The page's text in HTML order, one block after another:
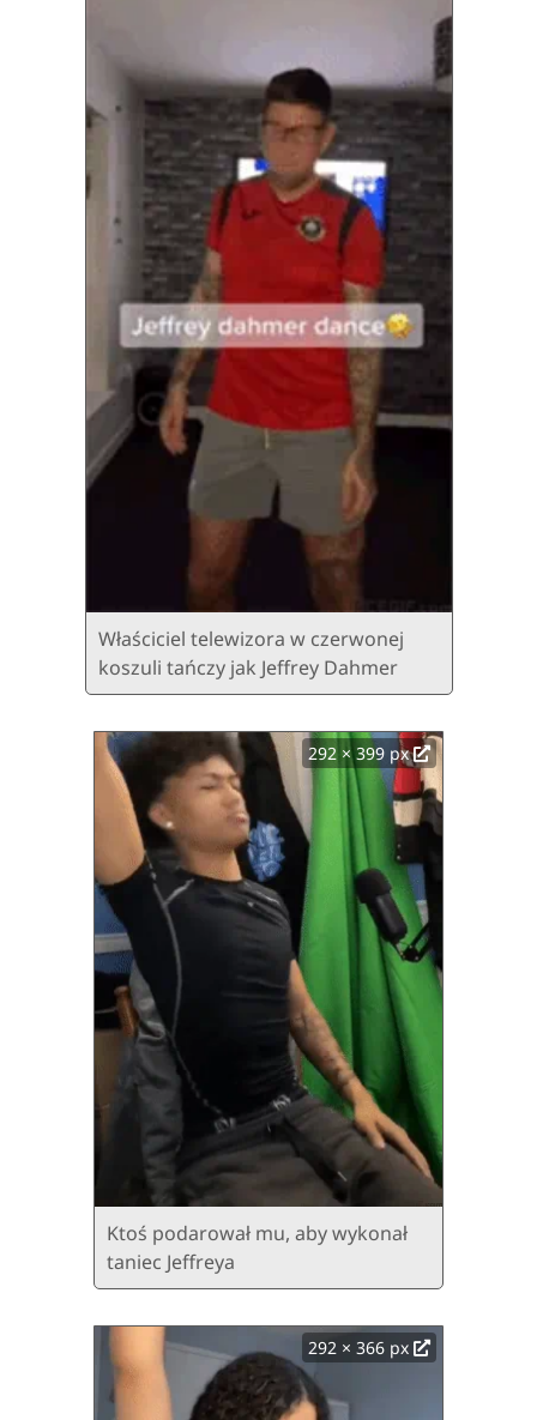
Właściciel telewizora w czerwonej
koszuli tańczy jak Jeffrey Dahmer
292 × 399 px
Ktoś podarował mu, aby wykonał
taniec Jeffreya
292 × 366 px